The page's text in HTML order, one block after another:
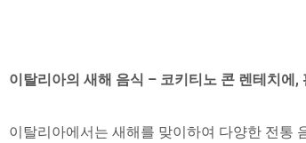
이탈리아의 새해 음식 – 코키티노 콘 렌테치에,
이탈리아에서는 새해를 맞이하여 다양한 전통